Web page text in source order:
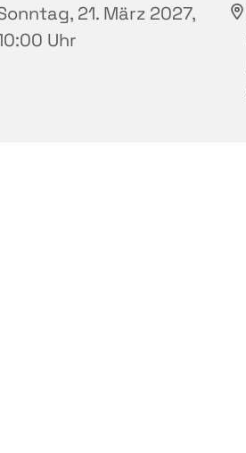
21. März 2027,
Uhr